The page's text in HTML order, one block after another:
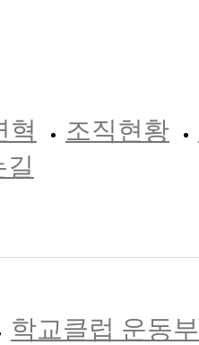
혁 조직현황
길
학교클럽 운동부